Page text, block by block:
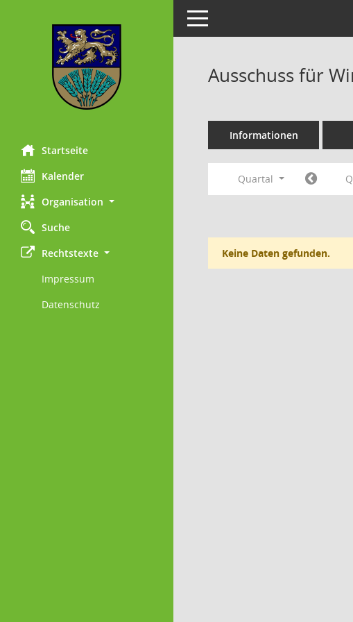
Startseite
Kalender
Organisation
Suche
Rechtstexte
Impressum
Datenschutz
Toggle navigation
Ausschuss für
Informationen
Quartal
Keine Daten gefunden.